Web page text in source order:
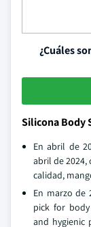
¿Cuáles
Silicona Body
En abril de
abril de 2024,
calidad,
En marzo de
pick for
and hygienic